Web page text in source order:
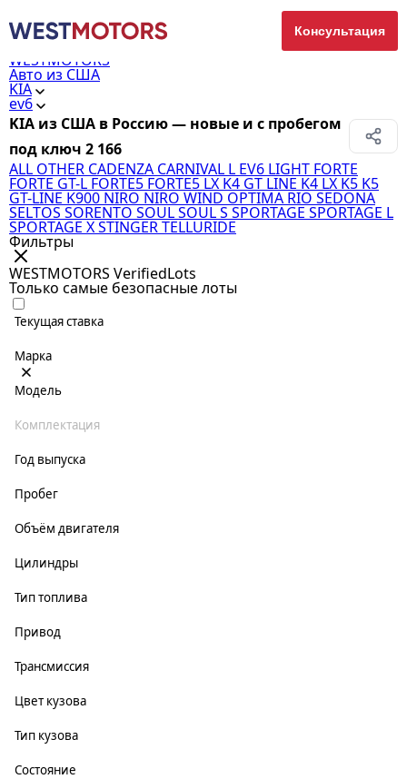
Консультация
WESTMOTORS
Авто из США
KIA
ev6
KIA из США в Россию — новые и с пробегом
под ключ 2 166
ALL OTHER CADENZA CARNIVAL L EV6 LIGHT FORTE
FORTE GT-L FORTE5 FORTE5 LX K4 GT LINE K4 LX K5 K5
GT-LINE K900 NIRO NIRO WIND OPTIMA RIO SEDONA
SELTOS SORENTO SOULSOUL S SPORTAGE SPORTAGE L
SPORTAGE XSTINGERTELLURIDE
Фильтры
WESTMOTORS VerifiedLots
Только самые безопасные лоты
Текущая ставка
Марка
Модель
Комплектация
Год выпуска
Пробег
Объём двигателя
Цилиндры
Тип топлива
Привод
Трансмиссия
Цвет кузова
Тип кузова
Состояние